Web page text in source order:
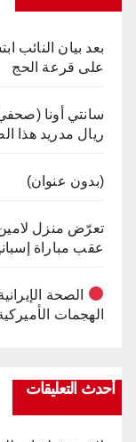
بعد بيان النائب
على قرعة الحج
سانتي أونا
ريال مدريد هذا
(بدون عنوان)
تعرّض منزل
عقب مباراة
الهجمات
أحدث التعليقات